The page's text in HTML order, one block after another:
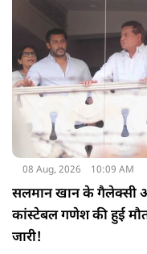
08 Aug, 2026 10:09 AM
सलमान खान के गैलेक्सी
कांस्टेबल गणेश की हुई
जारी!